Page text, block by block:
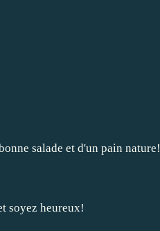
salade et d'un pain nature!
soyez heureux!